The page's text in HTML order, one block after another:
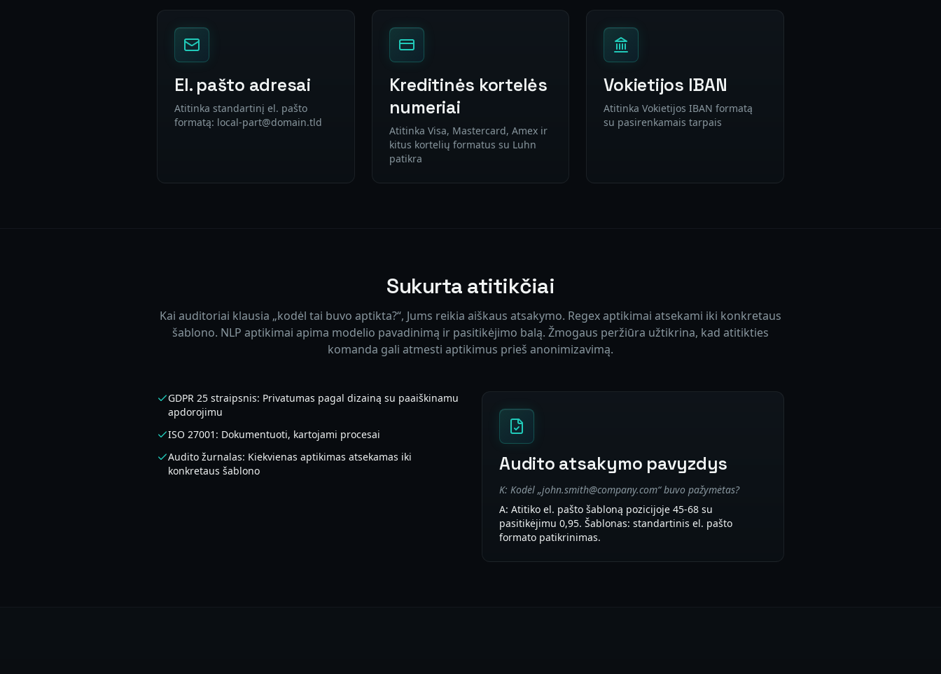
El. pašto adresai
Atitinka standartinį el. pašto
formatą: local-part@domain.tld
Kreditinės kortelės
numeriai
Atitinka Visa, Mastercard, Amex ir
kitus kortelių formatus su Luhn
patikra
Vokietijos IBAN
Atitinka Vokietijos IBAN formatą
su pasirenkamais tarpais
Sukurta atitikčiai
Kai auditoriai klausia „kodėl tai buvo aptikta?“, Jums reikia aiškaus atsakymo. Regex aptikimai atsekami iki konkretaus
šablono. NLP aptikimai apima modelio pavadinimą ir pasitikėjimo balą. Žmogaus peržiūra užtikrina, kad atitikties
komanda gali atmesti aptikimus prieš anonimizavimą.
GDPR 25 straipsnis: Privatumas pagal dizainą su paaiškinamu
apdorojimu
ISO 27001: Dokumentuoti, kartojami procesai
Audito žurnalas: Kiekvienas aptikimas atsekamas iki
konkretaus šablono
Audito atsakymo pavyzdys
K: Kodėl „john.smith@company.com“ buvo pažymėtas?
A: Atitiko el. pašto šabloną pozicijoje 45-68 su
pasitikėjimu 0,95. Šablonas: standartinis el. pašto
formato patikrinimas.